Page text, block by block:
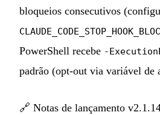
bloqueios consecutivos
PowerShell recebe -
padrão (opt-out via variável de
🔗 Notas de lançamento